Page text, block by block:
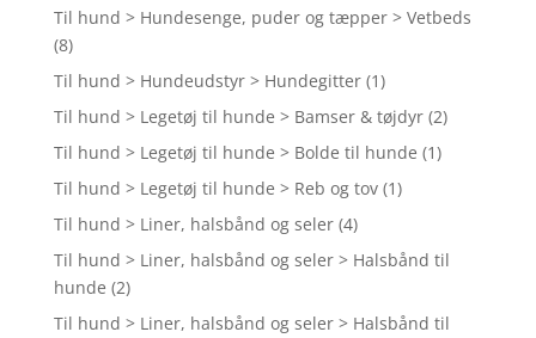
Til hund > Hundesenge, puder og tæpper > Vetbeds
(8)
Til hund > Hundeudstyr > Hundegitter (1)
Til hund > Legetøj til hunde > Bamser & tøjdyr (2)
Til hund > Legetøj til hunde > Bolde til hunde (1)
Til hund > Legetøj til hunde > Reb og tov (1)
Til hund > Liner, halsbånd og seler (4)
Til hund > Liner, halsbånd og seler > Halsbånd til
hunde (2)
Til hund > Liner, halsbånd og seler > Halsbånd til